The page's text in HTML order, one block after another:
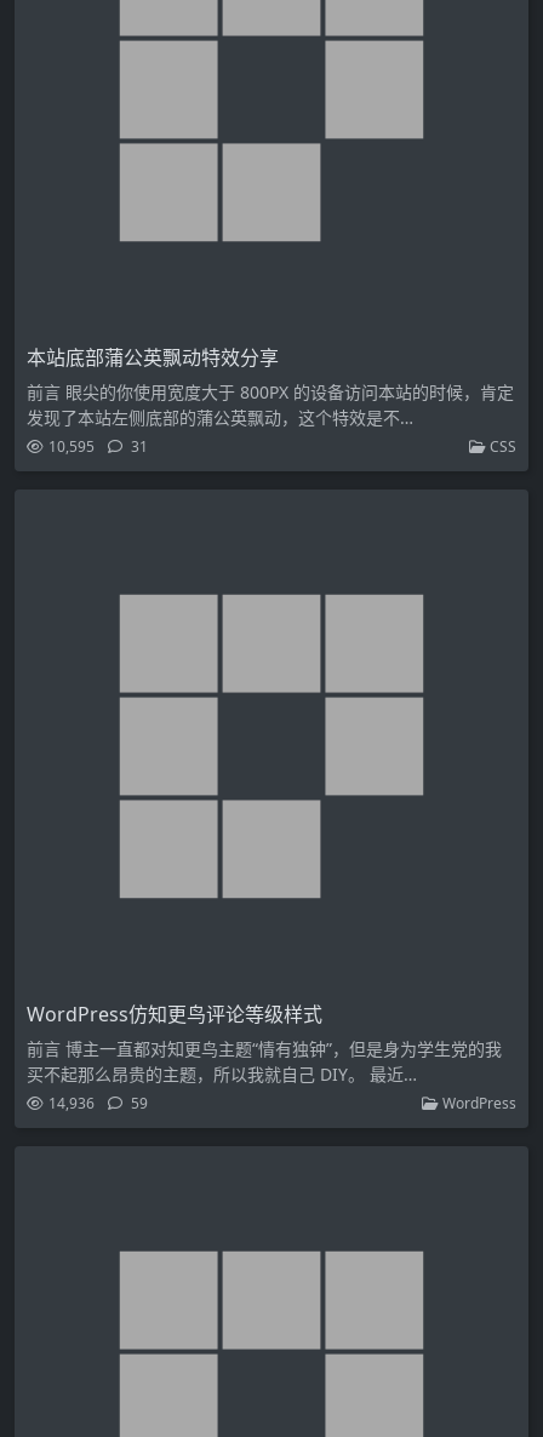
本站底部蒲公英飘动特效分享
前言 眼尖的你使用宽度大于 800PX 的设备访问本站的时候，肯定
发现了本站左侧底部的蒲公英飘动，这个特效是不…
10,595 31 CSS
WordPress仿知更鸟评论等级样式
前言 博主一直都对知更鸟主题“情有独钟”，但是身为学生党的我
买不起那么昂贵的主题，所以我就自己 DIY。 最近…
14,936 59 WordPress